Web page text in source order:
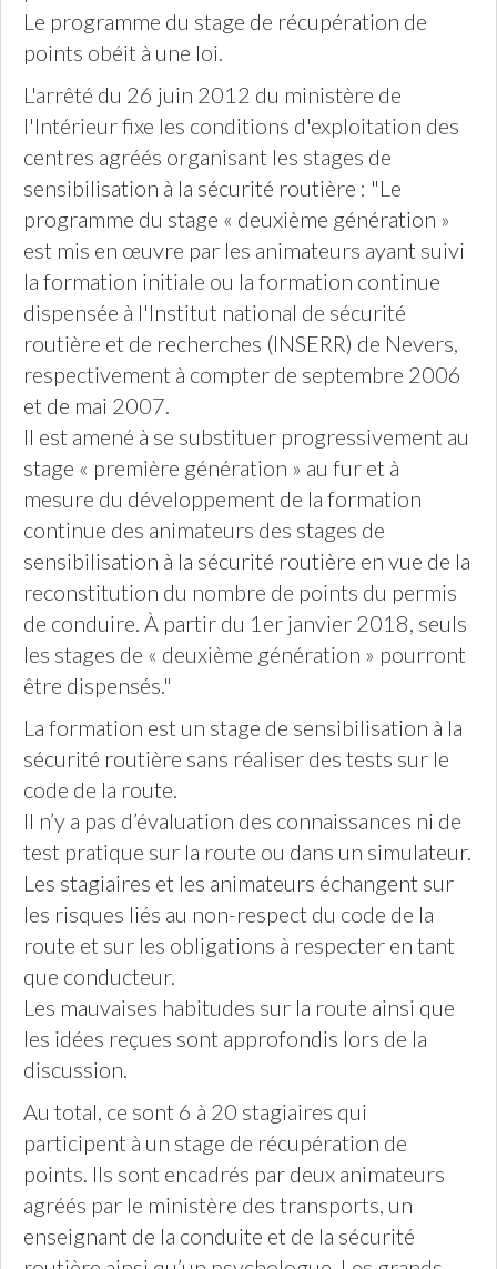
Le programme du stage de récupération de
points obéit à une loi.
L'arrêté du 26 juin 2012 du ministère de
l'Intérieur fixe les conditions d'exploitation des
centres agréés organisant les stages de
sensibilisation à la sécurité routière : "Le
programme du stage « deuxième génération »
est mis en œuvre par les animateurs ayant suivi
la formation initiale ou la formation continue
dispensée à l'Institut national de sécurité
routière et de recherches (INSERR) de Nevers,
respectivement à compter de septembre 2006
et de mai 2007.
Il est amené à se substituer progressivement au
stage « première génération » au fur et à
mesure du développement de la formation
continue des animateurs des stages de
sensibilisation à la sécurité routière en vue de la
reconstitution du nombre de points du permis
de conduire. À partir du 1er janvier 2018, seuls
les stages de « deuxième génération » pourront
être dispensés."
La formation est un stage de sensibilisation à la
sécurité routière sans réaliser des tests sur le
code de la route.
Il n’y a pas d’évaluation des connaissances ni de
test pratique sur la route ou dans un simulateur.
Les stagiaires et les animateurs échangent sur
les risques liés au non-respect du code de la
route et sur les obligations à respecter en tant
que conducteur.
Les mauvaises habitudes sur la route ainsi que
les idées reçues sont approfondis lors de la
discussion.
Au total, ce sont 6 à 20 stagiaires qui
participent à un stage de récupération de
points. Ils sont encadrés par deux animateurs
agréés par le ministère des transports, un
enseignant de la conduite et de la sécurité